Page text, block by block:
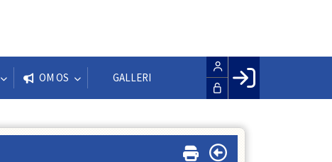
OM OS GALLERI